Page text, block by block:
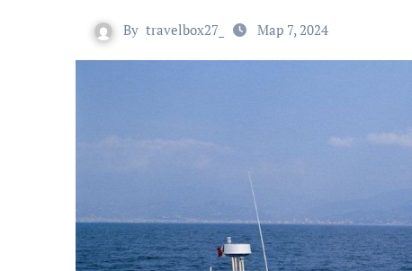
By travelbox27_ Мар 7, 2024